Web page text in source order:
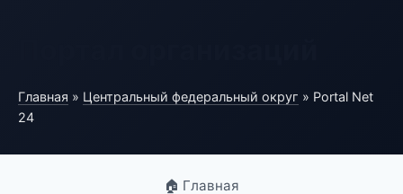
Главная » Центральный федеральный округ » Portal Net
24
🏠 Главная